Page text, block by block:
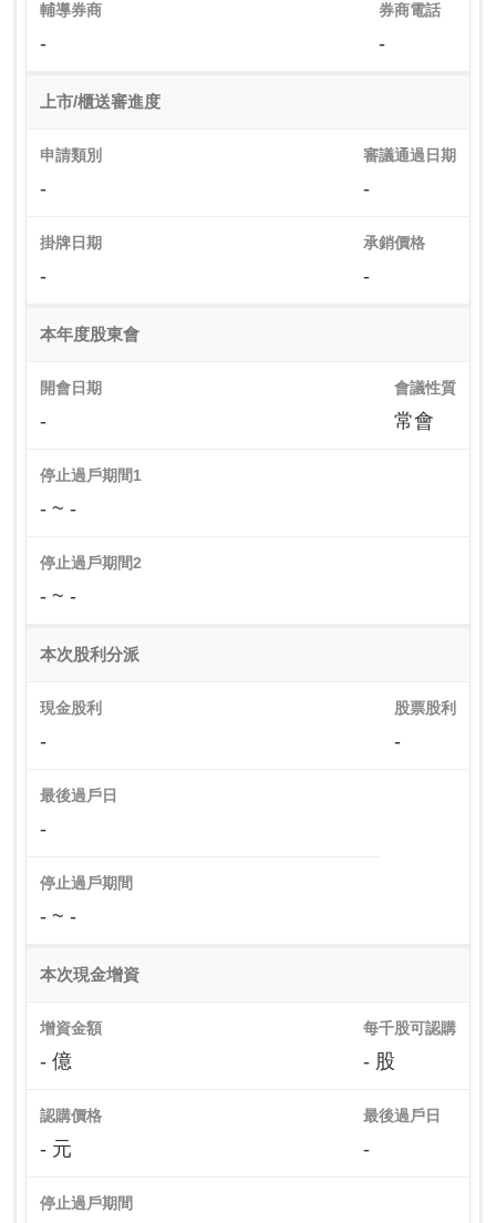
輔導券商
-
券商電話
-
上市/櫃送審進度
申請類別
-
審議通過日期
-
掛牌日期
-
承銷價格
-
本年度股東會
開會日期
-
會議性質
常會
停止過戶期間1
- ~ -
停止過戶期間2
- ~ -
本次股利分派
現金股利
-
股票股利
-
最後過戶日
-
停止過戶期間
- ~ -
本次現金增資
增資金額
- 億
每千股可認購
- 股
認購價格
- 元
最後過戶日
-
停止過戶期間